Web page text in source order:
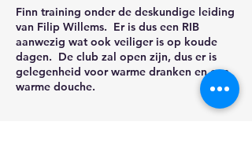
Finn training onder de deskundige leiding
van Filip Willems. Er is dus een RIB
aanwezig wat ook veiliger is op koude
dagen. De club zal open zijn, dus er is
gelegenheid voor warme dranken en een
warme douche.